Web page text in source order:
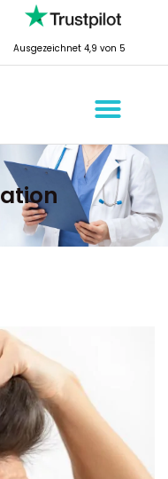
Ausgezeichnet 4,9 von 5